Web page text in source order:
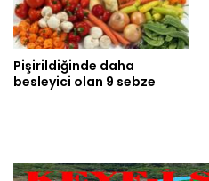
Pişirildiğinde daha
besleyici olan 9 sebze